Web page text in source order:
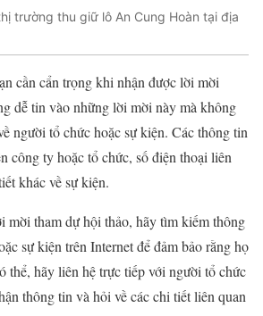
trường thu giữ lô An Cung Hoàn tại địa
cần cẩn trọng khi nhận được lời mời
dễ tin vào những lời mời này mà không
người tổ chức hoặc sự kiện. Các thông tin
công ty hoặc tổ chức, số điện thoại liên
khác về sự kiện.
mời tham dự hội thảo, hãy tìm kiếm thông
sự kiện trên Internet để đảm bảo rằng họ
thể, hãy liên hệ trực tiếp với người tổ chức
thông tin và hỏi về các chi tiết liên quan